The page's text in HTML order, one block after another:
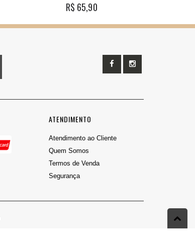
R$ 65,90
ATENDIMENTO
Atendimento ao Cliente
Quem Somos
Termos de Venda
Segurança